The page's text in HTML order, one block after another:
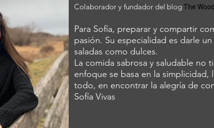
Colaborador y fundador del blogThe
Para Sofía, preparar y compartir
pasión. Su especialidad es darle
saladas como dulces.
La comida sabrosa y saludable no
enfoque se basa en la
todo, en encontrar la alegría de
Sofía Vivas